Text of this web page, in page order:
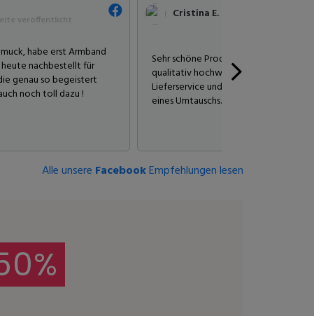
habe erst Armband
nachbestellt für
genau so begeistert
noch toll dazu !
Cristina E.
Sehr schöne Produkte. Viel Auswahl,
qualitativ hochwertige Artikel. Ein
Lieferservice und viel Professionalität
eines Umtauschs.
Alle unsere FacebookEmpfehlungen lesen